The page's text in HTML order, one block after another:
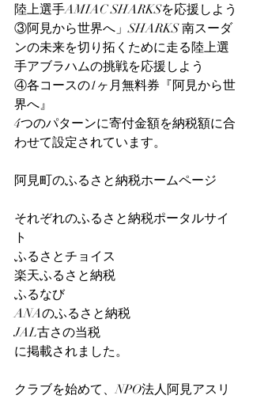
陸上選手AMIAC SHARKSを応援しよう
③阿見から世界へ」SHARKS 南スーダ
ンの未来を切り拓くために走る陸上選
手アブラハムの挑戦を応援しよう
④各コースの1ヶ月無料券『阿見から世
界へ』
​4つのパターンに寄付金額を納税額に合
わせて設定されています。
阿見町のふるさと納税ホームページ
それぞれのふるさと納税ポータルサイ
ト
ふるさとチョイス
楽天ふるさと納税
ふるなび
ANAのふるさと納税
JAL古さの当税
に掲載されました。
クラブを始めて、NPO法人阿見アスリ